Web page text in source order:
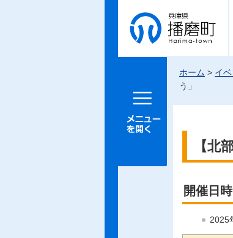
兵庫県 播
磨町
メニュー
ホーム > イ
う」
【北
開催日時
2025